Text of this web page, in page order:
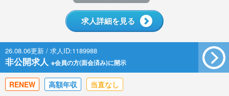
求人詳細を見る
26.08.06更新 / 求人ID:1189988
非公開求人 ※会員の方(面会済み)に開示
RENEW 高額年収 当直なし